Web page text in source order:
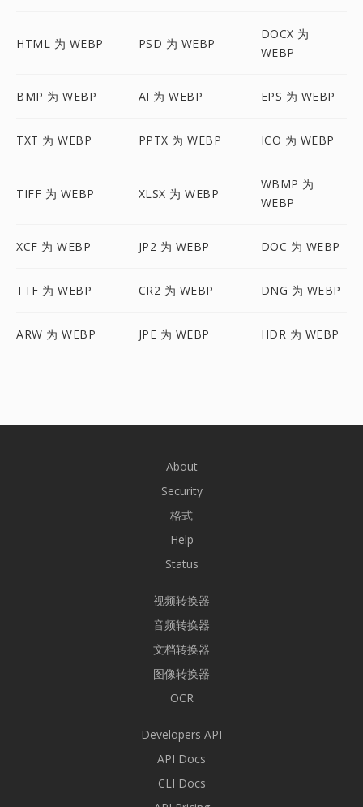
HTML 为 WEBP PSD 为 WEBP
DOCX 为
WEBP
BMP 为 WEBP AI 为 WEBP EPS 为 WEBP
TXT 为 WEBP PPTX 为 WEBP ICO 为 WEBP
TIFF 为 WEBP XLSX 为 WEBP
WBMP 为
WEBP
XCF 为 WEBP JP2 为 WEBP DOC 为 WEBP
TTF 为 WEBP CR2 为 WEBP DNG 为 WEBP
ARW 为 WEBP JPE 为 WEBP HDR 为 WEBP
About
Security
格式
Help
Status
视频转换器
音频转换器
文档转换器
图像转换器
OCR
Developers API
API Docs
CLI Docs